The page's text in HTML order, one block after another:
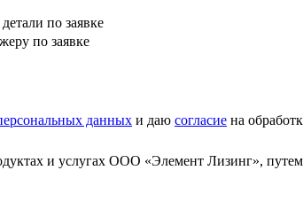
по заявке
по заявке
данных и даю согласие на
и услугах ООО «Элемент Лизинг»,